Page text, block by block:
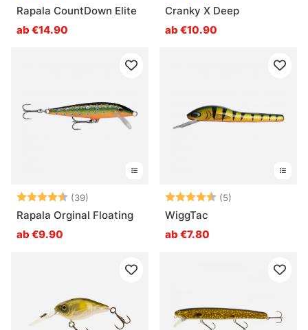
Rapala CountDown Elite
ab €14.90
Cranky X Deep
ab €10.90
Bewertung:(39)
4.9 von 5 Sternen
Rapala Orginal Floating
ab €9.90
Bewertung:(5)
WiggTac
ab €7.80